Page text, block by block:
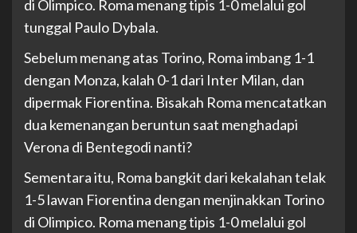
di Olimpico. Roma menang tipis 1-0 melalui gol
tunggal Paulo Dybala.
Sebelum menang atas Torino, Roma imbang 1-1
dengan Monza, kalah 0-1 dari Inter Milan, dan
dipermak Fiorentina. Bisakah Roma mencatatkan
dua kemenangan beruntun saat menghadapi
Verona di Bentegodi nanti?
Sementara itu, Roma bangkit dari kekalahan telak
1-5 lawan Fiorentina dengan menjinakkan Torino
di Olimpico. Roma menang tipis 1-0 melalui gol